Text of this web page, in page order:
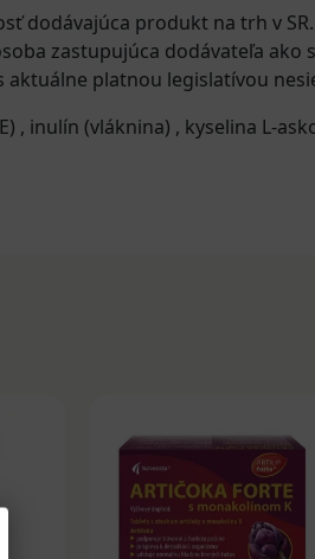
dodávajúca produkt na trh v
zastupujúca dodávateľa
platnou legislatívou
, inulín (vláknina) , kyselina L-